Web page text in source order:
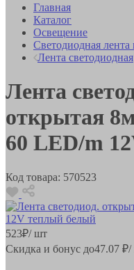
Главная
Каталог
Освещение
Светодиодная
Лента светодиодная
Лента
открытая
60 LED/m
Код товара: 570523
523₽/ шт
Скидка и бонус до47.07 ₽/